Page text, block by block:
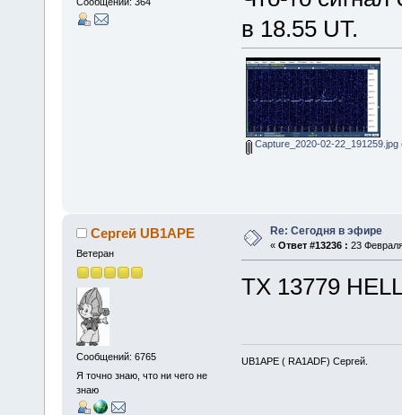
в 18.55 UT.
Capture_2020-02-22_191259.jpg
Сергей UB1APE
Ветеран
Сообщений: 6765
Я точно знаю, что ни чего не
знаю
Re: Сегодня в эфире
« Ответ #13236 : 23
TX 13779
UB1APE ( RA1ADF) Сергей.